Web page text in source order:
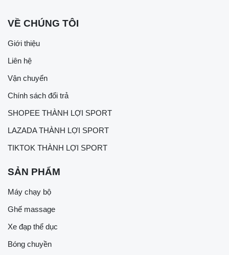
VỀ CHÚNG TÔI
Giới thiệu
Liên hệ
Vận chuyển
Chính sách đổi trả
SHOPEE THÀNH LỢI SPORT
LAZADA THÀNH LỢI SPORT
TIKTOK THÀNH LỢI SPORT
SẢN PHẨM
Máy chạy bộ
Ghế massage
Xe đạp thể dục
Bóng chuyền